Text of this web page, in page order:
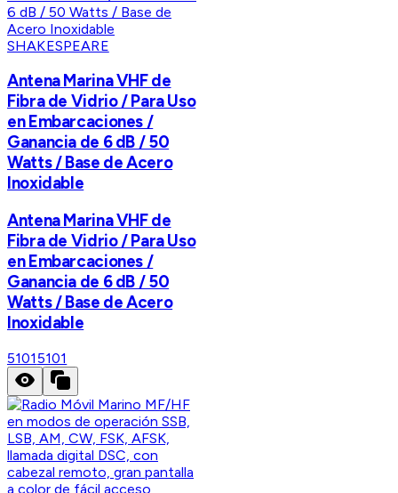
SHAKESPEARE
Antena Marina VHF de
Fibra de Vidrio / Para Uso
en Embarcaciones /
Ganancia de 6 dB / 50
Watts / Base de Acero
Inoxidable
Antena Marina VHF de
Fibra de Vidrio / Para Uso
en Embarcaciones /
Ganancia de 6 dB / 50
Watts / Base de Acero
Inoxidable
51015101